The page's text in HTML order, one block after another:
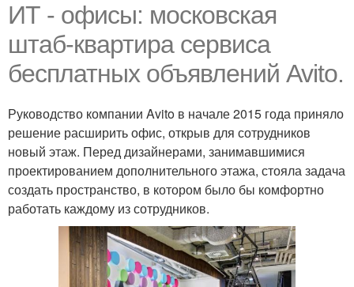
ИТ - офисы: московская
штаб-квартира сервиса
бесплатных объявлений Avito.
Руководство компании Avito в начале 2015 года приняло
решение расширить офис, открыв для сотрудников
новый этаж. Перед дизайнерами, занимавшимися
проектированием дополнительного этажа, стояла задача
создать пространство, в котором было бы комфортно
работать каждому из сотрудников.